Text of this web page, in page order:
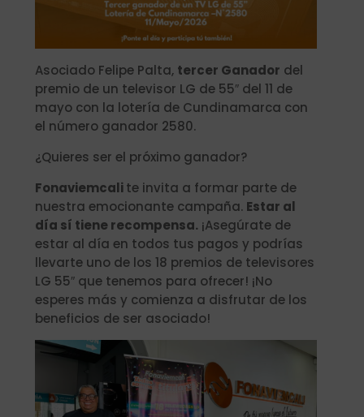
Asociado Felipe Palta, tercer Ganador del
premio de un televisor LG de 55″ del 11 de
mayo con la lotería de Cundinamarca con
el número ganador 2580.
¿Quieres ser el próximo ganador?
Fonaviemcalite invita a formar parte de
nuestra emocionante campaña. Estar al
día sí tiene recompensa. ¡Asegúrate de
estar al día en todos tus pagos y podrías
llevarte uno de los 18 premios de televisores
LG 55″ que tenemos para ofrecer! ¡No
esperes más y comienza a disfrutar de los
beneficios de ser asociado!